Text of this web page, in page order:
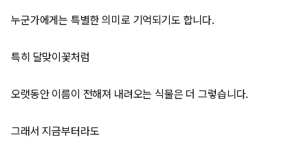
누군가에게는 특별한 의미로 기억되기도 합니다.
특히 달맞이꽃처럼
오랫동안 이름이 전해져 내려오는 식물은 더 그렇습니다.
그래서 지금부터라도